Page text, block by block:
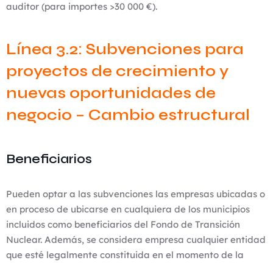
auditor (para importes >30 000 €).
Línea 3.2: Subvenciones para
proyectos de crecimiento y
nuevas oportunidades de
negocio – Cambio estructural
Beneficiarios
Pueden optar a las subvenciones las empresas ubicadas o
en proceso de ubicarse en cualquiera de los municipios
incluidos como beneficiarios del Fondo de Transición
Nuclear. Además, se considera empresa cualquier entidad
que esté legalmente constituida en el momento de la